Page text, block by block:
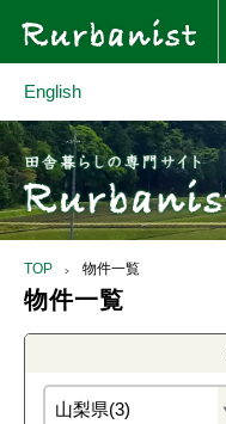
English
TOP 物件一覧
物件一覧